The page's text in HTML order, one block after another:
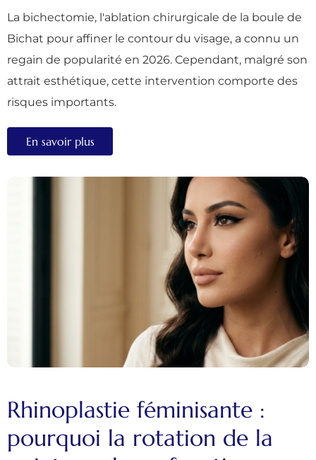
La bichectomie, l'ablation chirurgicale de la boule de
Bichat pour affiner le contour du visage, a connu un
regain de popularité en 2026. Cependant, malgré son
attrait esthétique, cette intervention comporte des
risques importants.
En savoir plus
Rhinoplastie féminisante :
pourquoi la rotation de la